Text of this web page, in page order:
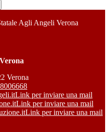
Agli Angeli Verona
Verona
Link per inviare una mail
Link per inviare una mail
Link per inviare una mail